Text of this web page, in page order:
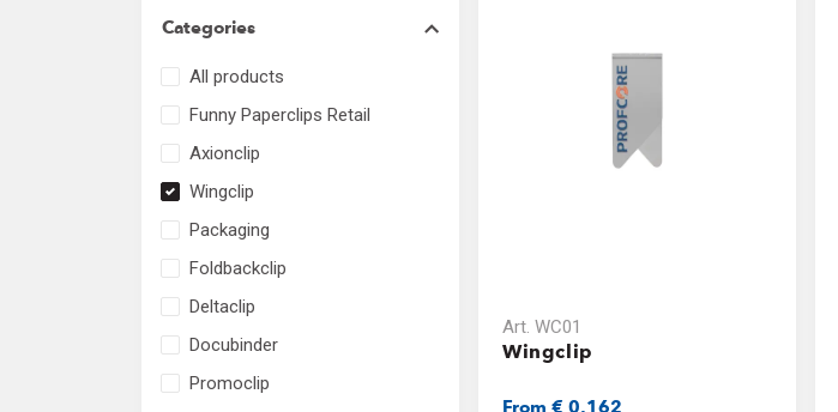
Categories
All products
Funny Paperclips Retail
Axionclip
Wingclip
Packaging
Foldbackclip
Deltaclip
Docubinder
Promoclip
Art. WC01
Wingclip
From € 0,162